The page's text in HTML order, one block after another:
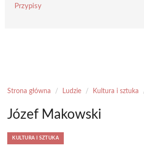
Przypisy
Strona główna / Ludzie / Kultura i sztuka
Józef Makowski
KULTURA I SZTUKA